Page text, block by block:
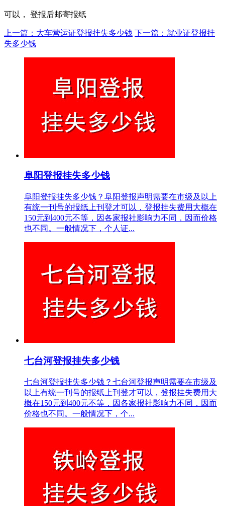
可以， 登报后邮寄报纸
上一篇：大车营运证登报挂失多少钱 下一篇：就业证登报挂
失多少钱
阜阳登报挂失多少钱
阜阳登报挂失多少钱？阜阳登报声明需要在市级及以上
有统一刊号的报纸上刊登才可以，登报挂失费用大概在
150元到400元不等，因各家报社影响力不同，因而价格
也不同。一般情况下，个人证...
七台河登报挂失多少钱
七台河登报挂失多少钱？七台河登报声明需要在市级及
以上有统一刊号的报纸上刊登才可以，登报挂失费用大
概在150元到400元不等，因各家报社影响力不同，因而
价格也不同。一般情况下，个...